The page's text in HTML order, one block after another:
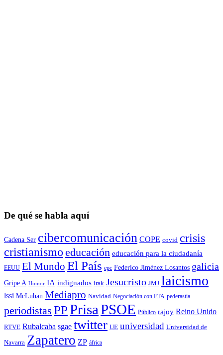
De qué se habla aquí
Cadena Ser cibercomunicación COPE covid crisis
cristianismo educación educación para la ciudadaní­a
EEUU El Mundo El País epc Federico Jiménez Losantos galicia
Gripe A Humor IA indignados irak Jesucristo JMJ laicismo
lssi McLuhan Mediapro Navidad Negociación con ETA pederastia
periodistas PPPrisaPSOE Público rajoy Reino Unido
RTVE Rubalcaba sgae twitter UE universidad Universidad de
Navarra Zapatero ZP áfrica